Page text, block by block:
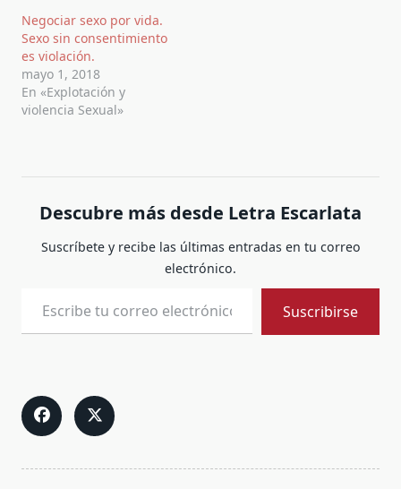
Negociar sexo por vida.
Sexo sin consentimiento
es violación.
mayo 1, 2018
En «Explotación y
violencia Sexual»
Descubre más desde Letra Escarlata
Suscríbete y recibe las últimas entradas en tu correo
electrónico.
Suscribirse